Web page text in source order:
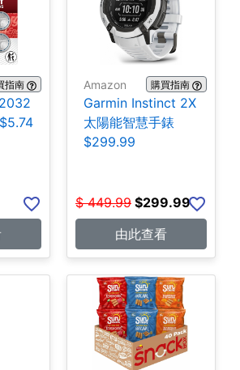
指南 Amazon 購買指南
Garmin Instinct 2X
太陽能智慧手錶
$299.99
$ 449.99 $299.99
由此查看